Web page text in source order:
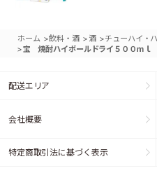
ホーム >飲料・酒 > 酒 >チューハイ・
>宝 焼酎ハイボールドライ５００ｍｌ
配送エリア
会社概要
特定商取引法に基づく表示